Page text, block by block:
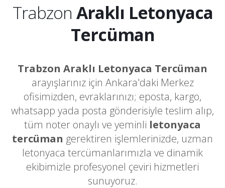
Trabzon Araklı Letonyaca
Tercüman
Trabzon Araklı Letonyaca Tercüman
arayışlarınız için Ankara'daki Merkez
ofisimizden, evraklarınızı; eposta, kargo,
whatsapp yada posta gönderisiyle teslim alıp,
tüm noter onaylı ve yeminli letonyaca
tercüman gerektiren işlemlerinizde, uzman
letonyaca tercümanlarımızla ve dinamik
ekibimizle profesyonel çeviri hizmetleri
sunuyoruz.